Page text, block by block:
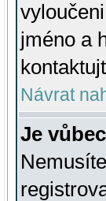
jméno a
Návrat
Je